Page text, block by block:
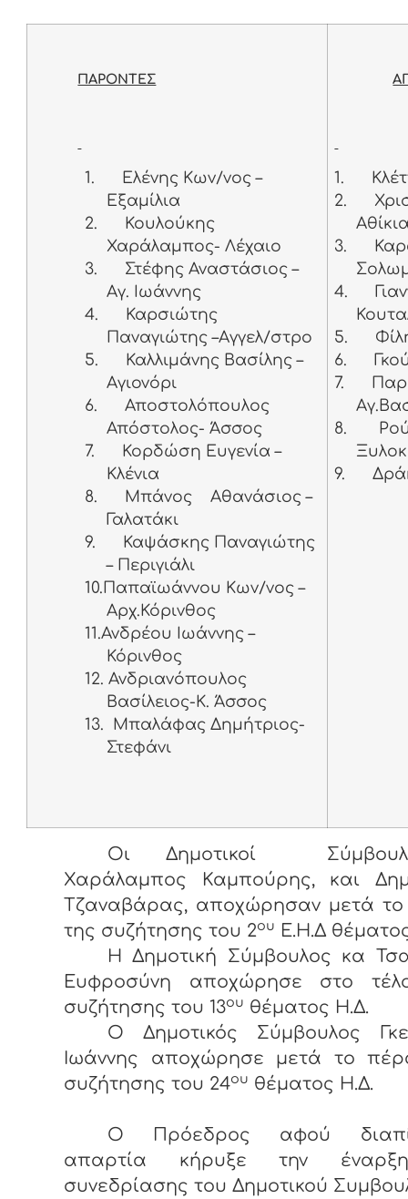
ΠΑΡΟΝΤΕΣ
1.
Ελένης Κων/νος –
Εξαμίλια
2.
Κουλούκης
Χαράλαμπος- Λέχαιο
3.
Στέφης Αναστάσιος –
Αγ. Ιωάννης
4.
Καρσιώτης
Παναγιώτης –Αγγελ/στρο
5.
Καλλιμάνης Βασίλης –
Αγιονόρι
6.
Αποστολόπουλος
Απόστολος- Άσσος
7.
Κορδώση Ευγενία –
Κλένια
8.
Μπάνος Αθανάσιος –
Γαλατάκι
9.
Καψάσκης Παναγιώτης
– Περιγιάλι
10.Παπαϊωάννου Κων/νος –
Αρχ.Κόρινθος
11.Ανδρέου Ιωάννης –
Κόρινθος
12. Ανδριανόπουλος
Βασίλειος-K. Άσσος
13. Μπαλάφας Δημήτριος-
Στεφάνι
1.
2.
3.
4.
5.
6.
7.
8.
9.
Οι Δημοτικοί
Χαράλαμπος Καμπούρης, και
Τζαναβάρας, αποχώρησαν μετά
της συζήτησης του 2ου Ε.Η.Δ
Η Δημοτική Σύμβουλος κα
Ευφροσύνη αποχώρησε στο
συζήτησης του 13ου θέματος Η.Δ.
Ο Δημοτικός Σύμβουλος
Ιωάννης αποχώρησε μετά το
συζήτησης του 24ου θέματος Η.Δ.
Ο Πρόεδρος αφού
απαρτία κήρυξε την
συνεδρίασης του Δημοτικού